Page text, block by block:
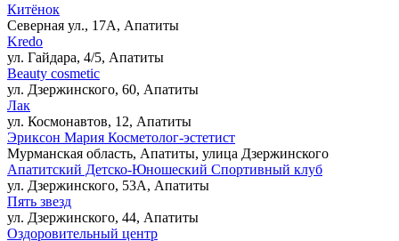
Китёнок
Северная ул., 17А, Апатиты
Kredo
ул. Гайдара, 4/5, Апатиты
Beauty cosmetic
ул. Дзержинского, 60, Апатиты
Лак
ул. Космонавтов, 12, Апатиты
Эриксон Мария Косметолог-эстетист
Мурманская область, Апатиты, улица Дзержинского
Апатитский Детско-Юношеский Спортивный клуб
ул. Дзержинского, 53А, Апатиты
Пять звезд
ул. Дзержинского, 44, Апатиты
Оздоровительный центр